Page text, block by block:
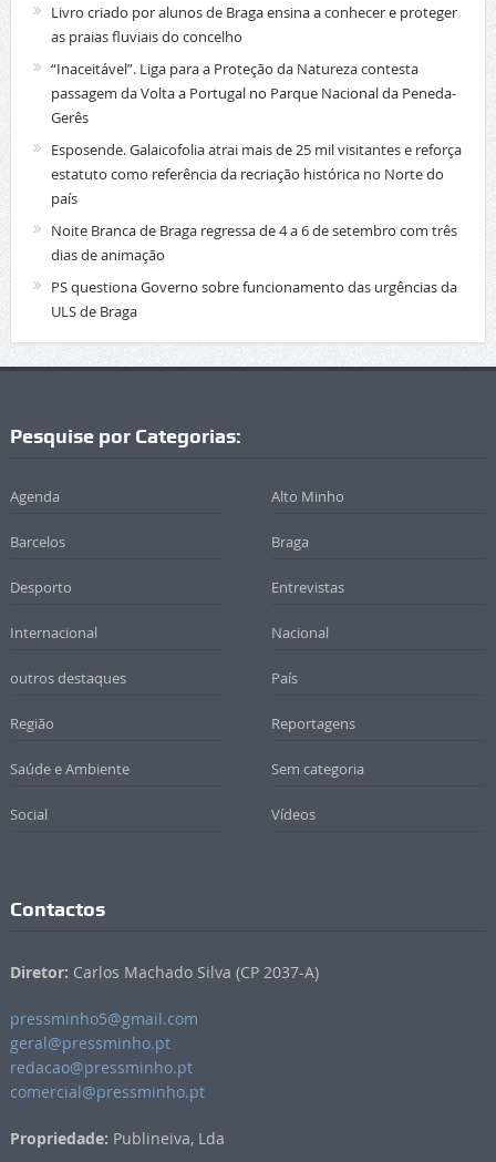
Livro criado por alunos de Braga ensina a conhecer e proteger
as praias fluviais do concelho
“Inaceitável”. Liga para a Proteção da Natureza contesta
passagem da Volta a Portugal no Parque Nacional da Peneda-
Gerês
Esposende. Galaicofolia atrai mais de 25 mil visitantes e reforça
estatuto como referência da recriação histórica no Norte do
país
Noite Branca de Braga regressa de 4 a 6 de setembro com três
dias de animação
PS questiona Governo sobre funcionamento das urgências da
ULS de Braga
Pesquise por Categorias:
Agenda Alto Minho
Barcelos Braga
Desporto Entrevistas
Internacional Nacional
outros destaques País
Região Reportagens
Saúde e Ambiente Sem categoria
Social Vídeos
Contactos
Diretor: Carlos Machado Silva (CP 2037-A)
pressminho5@gmail.com
geral@pressminho.pt
redacao@pressminho.pt
comercial@pressminho.pt
Propriedade: Publineiva, Lda